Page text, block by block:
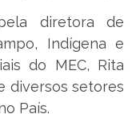
diretora de
Indígena e
do MEC, Rita
diversos setores
País.